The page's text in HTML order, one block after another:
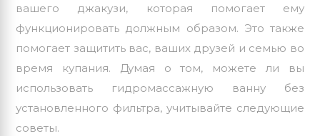
вашего джакузи, которая помогает ему
функционировать должным образом. Это также
помогает защитить вас, ваших друзей и семью во
время купания. Думая о том, можете ли вы
использовать гидромассажную ванну без
установленного фильтра, учитывайте следующие
советы.